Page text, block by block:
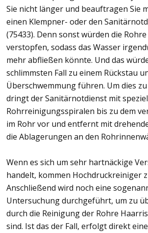
Sie nicht länger und beauftragen Sie
einen Klempner- oder den
(75433). Denn sonst würden die
verstopfen, sodass das Wasser
mehr abfließen könnte. Und das
schlimmsten Fall zu einem Rückstau
Überschwemmung führen. Um dies
dringt der Sanitärnotdienst mit
Rohrreinigungsspiralen bis zu dem
im Rohr vor und entfernt mit
die Ablagerungen an den
Wenn es sich um sehr hartnäckige
handelt, kommen Hochdruckreiniger
Anschließend wird noch eine
Untersuchung durchgeführt, um zu
durch die Reinigung der Rohre
sind. Ist das der Fall, erfolgt direkt